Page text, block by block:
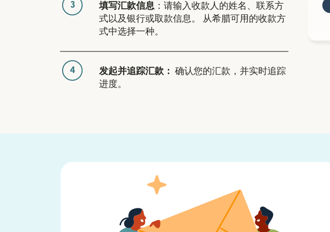
3 填写汇款信息 ：请输入收款人的姓名、联系方
式以及银行或取款信息。 从希腊可用的收款方
式中选择一种。
4 发起并追踪汇款：
确认您的汇款，并实时追踪
进度。